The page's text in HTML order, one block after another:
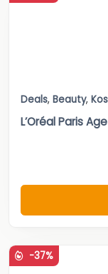
Deals, Beauty,
L’Oréal Paris
-37%